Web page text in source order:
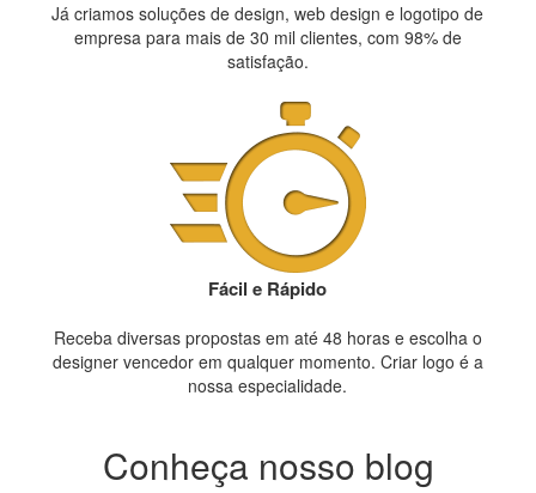
Já criamos soluções de design, web design e logotipo de
empresa para mais de 30 mil clientes, com 98% de
satisfação.
Fácil e Rápido
Receba diversas propostas em até 48 horas e escolha o
designer vencedor em qualquer momento. Criar logo é a
nossa especialidade.
Conheça nosso blog